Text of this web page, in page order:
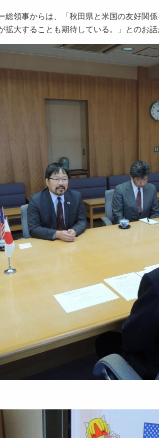
領事からは、「秋田県と米国の友好関
拡大することも期待している。」とのお話